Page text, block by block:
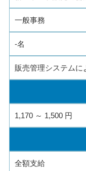
一般事務
-名
販売管理システムに
1,170 ～ 1,500 円
全額支給